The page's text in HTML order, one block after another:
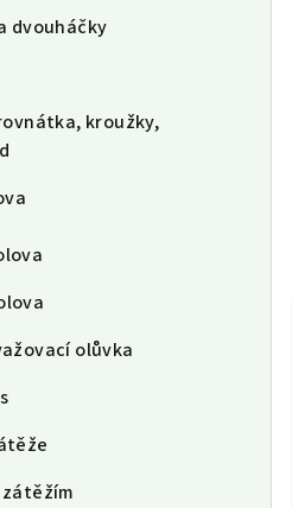
dvouháčky
kroužky,
olůvka
zátěžím